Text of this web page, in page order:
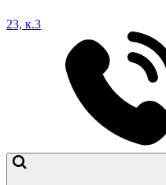
23, к.3